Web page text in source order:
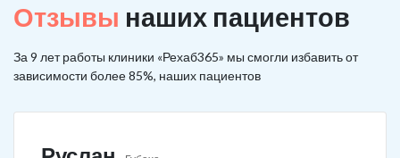
Отзывы наших пациентов
За 9 лет работы клиники «Рехаб365» мы смогли избавить от
зависимости более 85%, наших пациентов